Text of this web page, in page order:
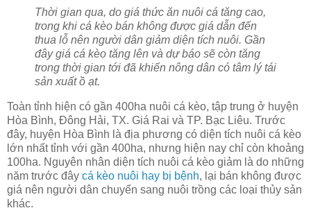
Thời gian qua, do giá thức ăn nuôi cá tăng cao,
trong khi cá kèo bán không được giá dẫn đến
thua lỗ nên người dân giảm diện tích nuôi. Gần
đây giá cá kèo tăng lên và dự báo sẽ còn tăng
trong thời gian tới đã khiến nông dân có tâm lý tái
sản xuất ồ ạt.
Toàn tỉnh hiện có gần 400ha nuôi cá kèo, tập trung ở huyện
Hòa Bình, Đông Hải, TX. Giá Rai và TP. Bạc Liêu. Trước
đây, huyện Hòa Bình là địa phương có diện tích nuôi cá kèo
lớn nhất tỉnh với gần 400ha, nhưng hiện nay chỉ còn khoảng
100ha. Nguyên nhân diện tích nuôi cá kèo giảm là do những
năm trước đây cá kèo nuôi hay bị bệnh, lại bán không được
giá nên người dân chuyển sang nuôi trồng các loại thủy sản
khác.